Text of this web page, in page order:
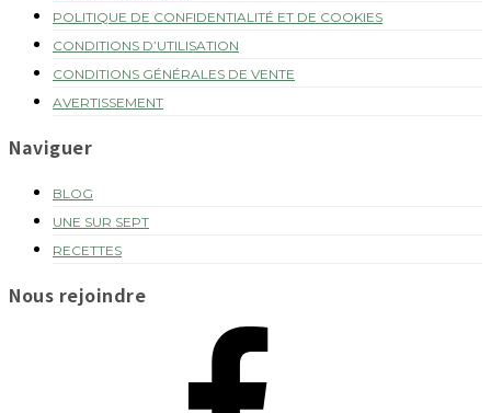
POLITIQUE DE CONFIDENTIALITÉ ET DE COOKIES
CONDITIONS D’UTILISATION
CONDITIONS GÉNÉRALES DE VENTE
AVERTISSEMENT
Naviguer
BLOG
UNE SUR SEPT
RECETTES
Nous rejoindre